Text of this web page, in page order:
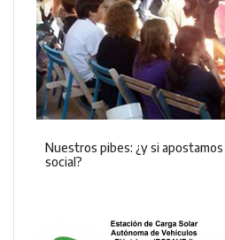
Nuestros pibes: ¿y si
social?